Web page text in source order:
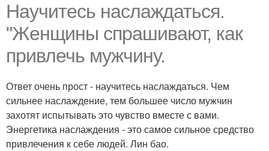
Научитесь наслаждаться.
"Женщины спрашивают, как
привлечь мужчину.
Ответ очень прост - научитесь наслаждаться. Чем
сильнее наслаждение, тем большее число мужчин
захотят испытывать это чувство вместе с вами.
Энергетика наслаждения - это самое сильное средство
привлечения к себе людей. Лин бао.